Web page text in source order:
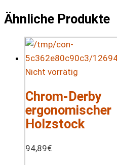
Ähnliche Produkte
Nicht vorrätig
Chrom-Derby
ergonomischer
Holzstock
94,89€